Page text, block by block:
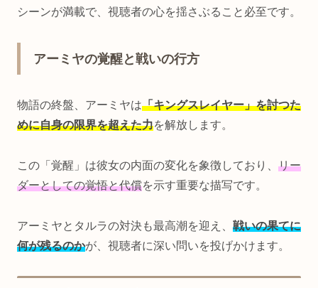
シーンが満載で、視聴者の心を揺さぶること必至です。
アーミヤの覚醒と戦いの行方
物語の終盤、アーミヤは「キングスレイヤー」を討つた
めに自身の限界を超えた力を解放します。
この「覚醒」は彼女の内面の変化を象徴しており、 リー
ダーとしての覚悟と代償を示す重要な描写です。
アーミヤとタルラの対決も最高潮を迎え、 戦いの果てに
何が残るのかが、視聴者に深い問いを投げかけます。